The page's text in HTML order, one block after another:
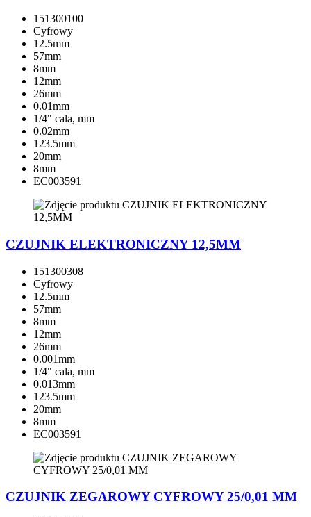
151300100
Cyfrowy
12.5mm
57mm
8mm
12mm
26mm
0.01mm
1/4" cala, mm
0.02mm
123.5mm
20mm
8mm
EC003591
CZUJNIK ELEKTRONICZNY 12,5MM
151300308
Cyfrowy
12.5mm
57mm
8mm
12mm
26mm
0.001mm
1/4" cala, mm
0.013mm
123.5mm
20mm
8mm
EC003591
CZUJNIK ZEGAROWY CYFROWY 25/0,01 MM